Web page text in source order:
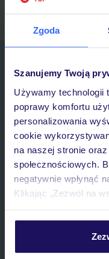
Zgoda
Szanujemy Twoją
Używamy technologii
poprawy komfortu
personalizowania
cookie
na naszej stronie
społecznościowych.
negatywnie wpłynąć
Klikając „Zezwól na
personalizować swój
Szczegółowe
IMIĘ*
Wyrażam zgodę na
Poland Sp. z o.o. i
marketingowych, w
przetwarzaniu danych
komunikacji (e-mail),